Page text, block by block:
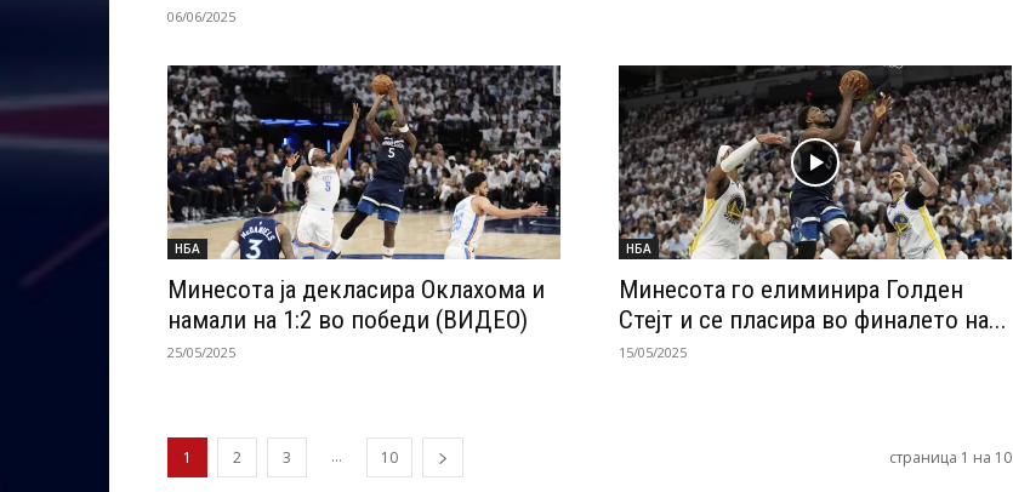
06/06/2025
НБА
Минесота ја декласира Оклахома и
намали на 1:2 во победи (ВИДЕО)
25/05/2025
НБА
Минесота го елиминира Голден
Стејт и се пласира во финалето на...
15/05/2025
1 2 3 ... 10 страница 1 на 10